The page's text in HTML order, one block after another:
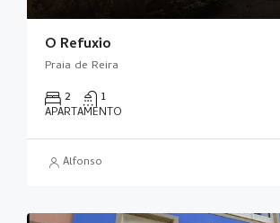
O Refuxio
Praia de Reira
2 1
APARTAMENTO
Alfonso